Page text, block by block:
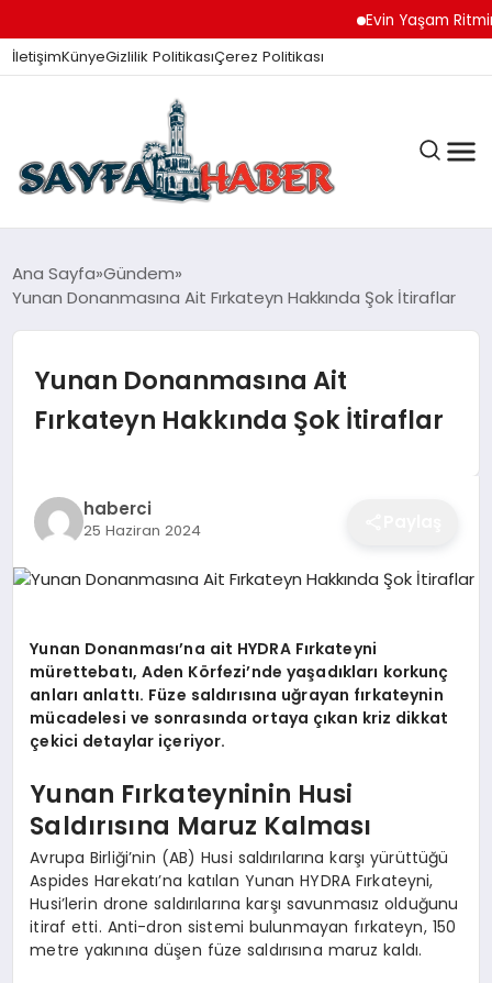
Evin Yaşam Ritmini
İletişimKünyeGizlilik PolitikasıÇerez Politikası
ANA SAYFA
İZMIR HABERLERI
EĞITIM
SAĞLIK
YAŞAM
DIĞER
Ana Sayfa Gündem
Yunan Donanmasına Ait Fırkateyn Hakkında Şok İtiraflar
Yunan Donanmasına Ait
Fırkateyn Hakkında Şok İtiraflar
haberci
25 Haziran 2024
Yunan Donanması’na ait HYDRA Fırkateyni
mürettebatı, Aden Körfezi’nde yaşadıkları korkunç
anları anlattı. Füze saldırısına uğrayan fırkateynin
mücadelesi ve sonrasında ortaya çıkan kriz dikkat
çekici detaylar içeriyor.
Yunan Fırkateyninin Husi
Saldırısına Maruz Kalması
Avrupa Birliği’nin (AB) Husi saldırılarına karşı yürüttüğü
Aspides Harekatı’na katılan Yunan HYDRA Fırkateyni,
Husi’lerin drone saldırılarına karşı savunmasız olduğunu
itiraf etti. Anti-dron sistemi bulunmayan fırkateyn, 150
metre yakınına düşen füze saldırısına maruz kaldı.